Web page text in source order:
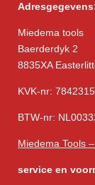
Miedema tools
Baerderdyk 2
8835XA
KVK-nr:
BTW-nr:
Miedema Tools
service en